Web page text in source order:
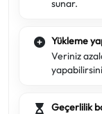
sunar.
Yükleme
Veriniz
Geçerlilik